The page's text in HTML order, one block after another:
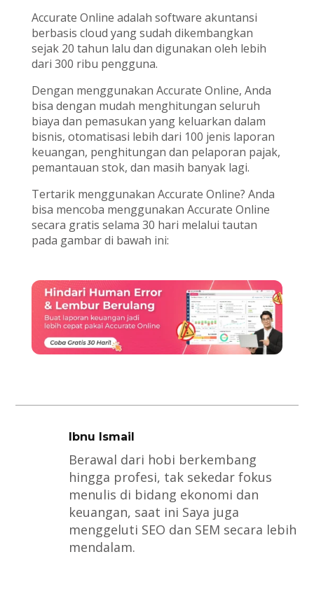
Accurate Online adalah software akuntansi
berbasis cloud yang sudah dikembangkan
sejak 20 tahun lalu dan digunakan oleh lebih
dari 300 ribu pengguna.
Dengan menggunakan Accurate Online, Anda
bisa dengan mudah menghitungan seluruh
biaya dan pemasukan yang keluarkan dalam
bisnis, otomatisasi lebih dari 100 jenis laporan
keuangan, penghitungan dan pelaporan pajak,
pemantauan stok, dan masih banyak lagi.
Tertarik menggunakan Accurate Online? Anda
bisa mencoba menggunakan Accurate Online
secara gratis selama 30 hari melalui tautan
pada gambar di bawah ini:
Ibnu Ismail
Berawal dari hobi berkembang
hingga profesi, tak sekedar fokus
menulis di bidang ekonomi dan
keuangan, saat ini Saya juga
menggeluti SEO dan SEM secara lebih
mendalam.